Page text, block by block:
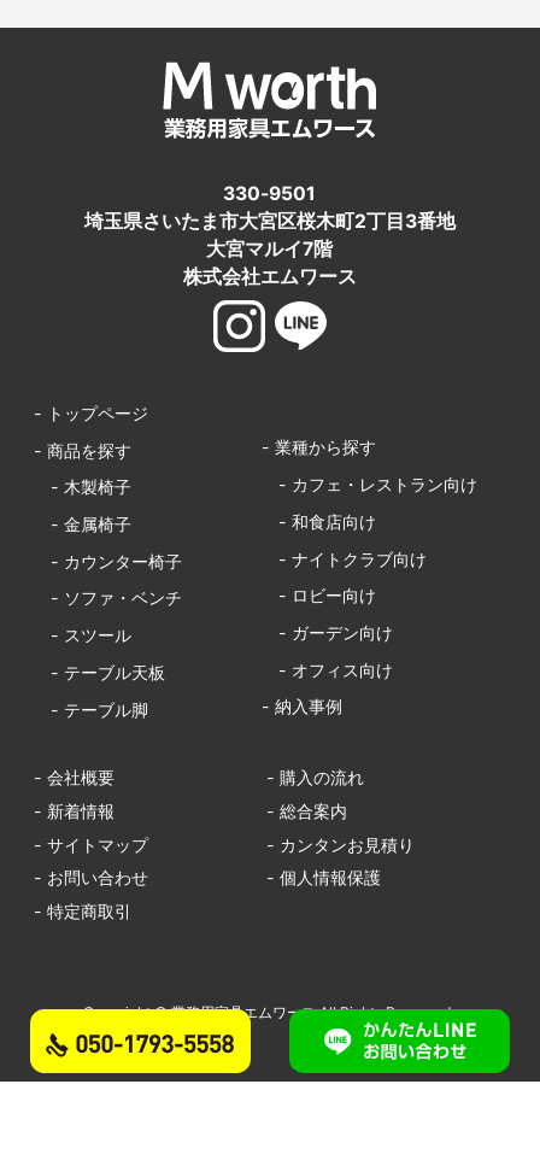
330-9501
埼玉県さいたま市大宮区桜木町2丁目3番地
大宮マルイ7階
株式会社エムワース
- トップページ
- 商品を探す
- 木製椅子
- 金属椅子
- カウンター椅子
- ソファ・ベンチ
- スツール
- テーブル天板
- テーブル脚
- 業種から探す
- カフェ・レストラン向け
- 和食店向け
- ナイトクラブ向け
- ロビー向け
- ガーデン向け
- オフィス向け
- 納入事例
- 会社概要
- 購入の流れ
- 新着情報
- 総合案内
- サイトマップ
- カンタンお見積り
- お問い合わせ
- 個人情報保護
- 特定商取引
Copyright © 業務用家具エムワース All Rights Reserved.